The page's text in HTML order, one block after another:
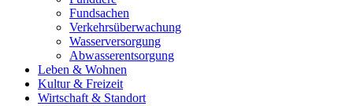
Fundsachen
Verkehrsüberwachung
Wasserversorgung
Abwasserentsorgung
Leben & Wohnen
Kultur & Freizeit
Wirtschaft & Standort